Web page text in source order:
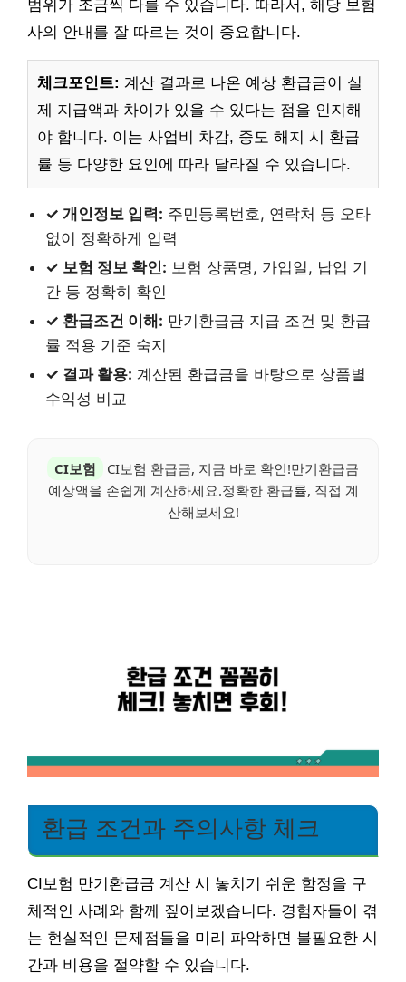
범위가 조금씩 다를 수 있습니다. 따라서, 해당 보험
사의 안내를 잘 따르는 것이 중요합니다.
체크포인트: 계산 결과로 나온 예상 환급금이 실
제 지급액과 차이가 있을 수 있다는 점을 인지해
야 합니다. 이는 사업비 차감, 중도 해지 시 환급
률 등 다양한 요인에 따라 달라질 수 있습니다.
✓ 개인정보 입력: 주민등록번호, 연락처 등 오타
없이 정확하게 입력
✓ 보험 정보 확인: 보험 상품명, 가입일, 납입 기
간 등 정확히 확인
✓ 환급조건 이해: 만기환급금 지급 조건 및 환급
률 적용 기준 숙지
✓ 결과 활용: 계산된 환급금을 바탕으로 상품별
수익성 비교
CI보험
CI보험 환급금, 지금 바로 확인!만기환급금
예상액을 손쉽게 계산하세요.정확한 환급률, 직접 계
산해보세요!
환급 조건과 주의사항 체크
CI보험 만기환급금 계산 시 놓치기 쉬운 함정을 구
체적인 사례와 함께 짚어보겠습니다. 경험자들이 겪
는 현실적인 문제점들을 미리 파악하면 불필요한 시
간과 비용을 절약할 수 있습니다.